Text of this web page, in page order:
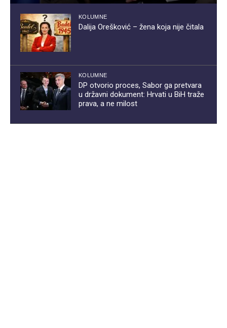
KOLUMNE
Dalija Orešković – žena koja nije čitala
KOLUMNE
DP otvorio proces, Sabor ga pretvara
u državni dokument: Hrvati u BiH traže
prava, a ne milost